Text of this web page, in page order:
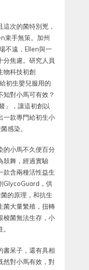
次的菌特別兇，
束手無策。加州
不遠，Ellen與一
分焦慮。研究人員
物科技初創
初生嬰兒服用的
知對小馬可有效？
」，讓這初創以
一款專門給初生小
感染。
的小馬不久便百分
鼓舞，經過實驗
款含兩種活性益生
GlycoGuard，供
的原理，和抗生
菌大量繁殖，扭轉
梭菌無法生存，小
書呆子，還有具相
然對小馬有效，對